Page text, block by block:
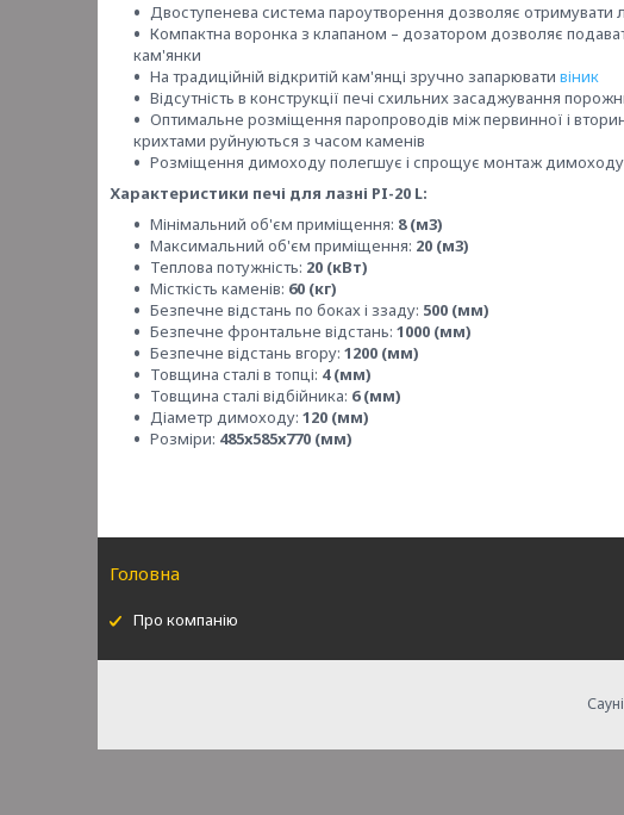
Двоступенева система пароутворення дозволяє отримувати
Компактна воронка з клапаном – дозатором дозволяє
кам'янки
На традиційній відкритій кам'янці зручно запарювати віник
Відсутність в конструкції печі схильних засаджування
Оптимальне розміщення паропроводів між первинної і
крихтами руйнуються з часом каменів
Розміщення димоходу полегшує і спрощує монтаж димоходу
Характеристики печі для лазні PI-20 L:
Мінімальний об'єм приміщення: 8 (м3)
Максимальний об'єм приміщення: 20 (м3)
Теплова потужність: 20 (кВт)
Місткість каменів: 60 (кг)
Безпечне відстань по боках і ззаду: 500 (мм)
Безпечне фронтальне відстань: 1000 (мм)
Безпечне відстань вгору: 1200 (мм)
Товщина сталі в топці: 4 (мм)
Товщина сталі відбійника: 6 (мм)
Діаметр димоходу: 120 (мм)
Розміри: 485х585х770 (мм)
Головна
Про компанію